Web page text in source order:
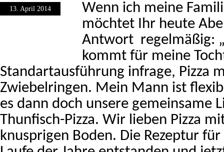
13. April 2014
Wenn ich meine
möchtet Ihr heute
Antwort regelmäßig:
kommt für meine
Standartausführung infrage, Pizza
Zwiebelringen. Mein Mann ist
es dann doch unsere gemeinsame
Thunfisch-Pizza. Wir lieben Pizza
knusprigen Boden. Die Rezeptur